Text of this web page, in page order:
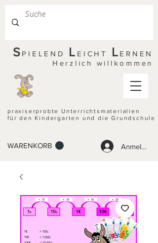
S PIELEND L EICHT L ERNEN
Herzlich willkommen
praxiserprobte Unterrichtsmaterialien
für den Kindergarten und die Grundschule
WARENKORB Anmelden